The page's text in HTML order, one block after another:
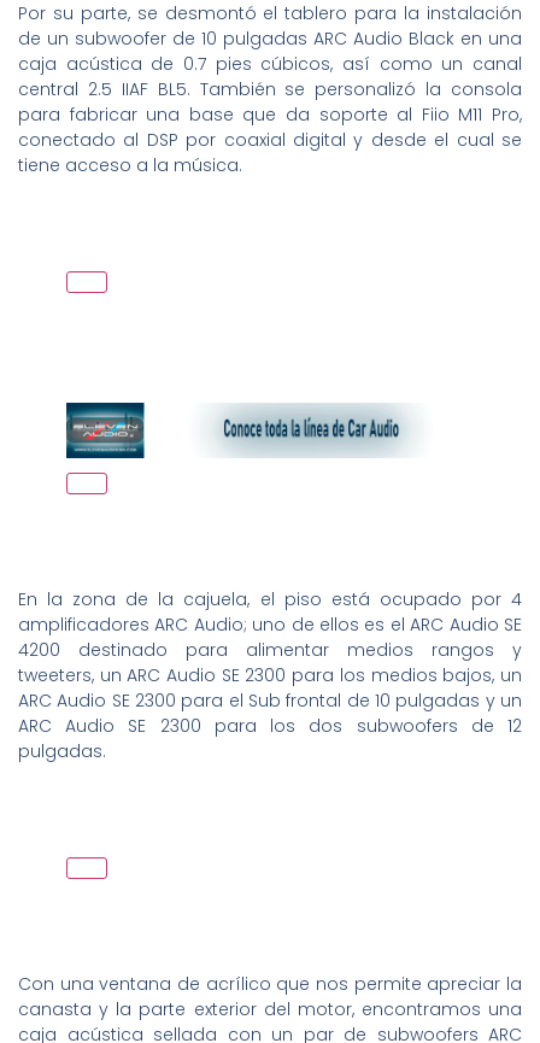
Por su parte, se desmontó el tablero para la instalación
de un subwoofer de 10 pulgadas ARC Audio Black en una
caja acústica de 0.7 pies cúbicos, así como un canal
central 2.5 IIAF BL5. También se personalizó la consola
para fabricar una base que da soporte al Fiio M11 Pro,
conectado al DSP por coaxial digital y desde el cual se
tiene acceso a la música.
En la zona de la cajuela, el piso está ocupado por 4
amplificadores ARC Audio; uno de ellos es el ARC Audio SE
4200 destinado para alimentar medios rangos y
tweeters, un ARC Audio SE 2300 para los medios bajos, un
ARC Audio SE 2300 para el Sub frontal de 10 pulgadas y un
ARC Audio SE 2300 para los dos subwoofers de 12
pulgadas.
Con una ventana de acrílico que nos permite apreciar la
canasta y la parte exterior del motor, encontramos una
caja acústica sellada con un par de subwoofers ARC